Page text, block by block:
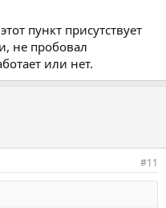
пункт присутствует
не пробовал
или нет.
#11